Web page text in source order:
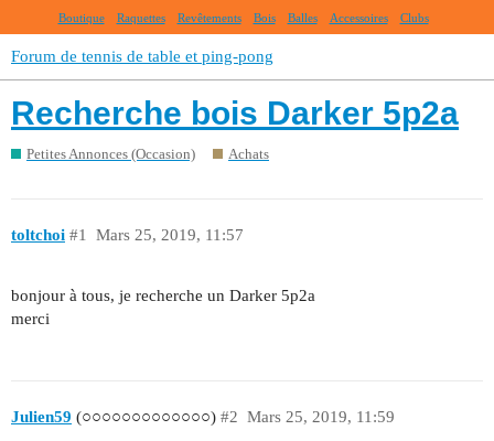
Boutique Raquettes Revêtements Bois Balles Accessoires Clubs
Forum de tennis de table et ping-pong
Recherche bois Darker 5p2a
Petites Annonces (Occasion) Achats
toltchoi Mars 25, 2019, 11:57
#1
bonjour à tous, je recherche un Darker 5p2a
merci
Julien59 (○○○○○○○○○○○○○) Mars 25, 2019, 11:59
#2